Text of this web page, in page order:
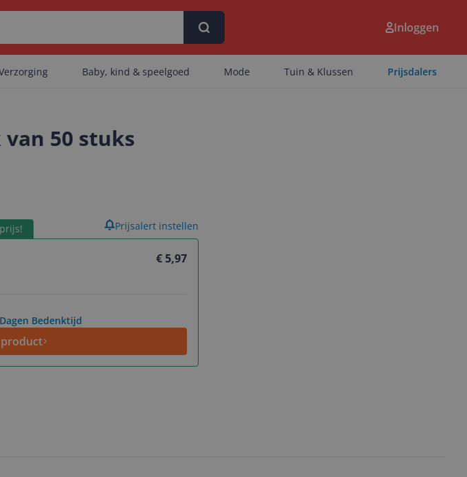
gevonden.
gevonden.
Inloggen
Baby, kind & speelgoed Mode Tuin & Klussen Prijsdalers
50 stuks
€ 5,97
Bedenktijd
Prijsalert instellen